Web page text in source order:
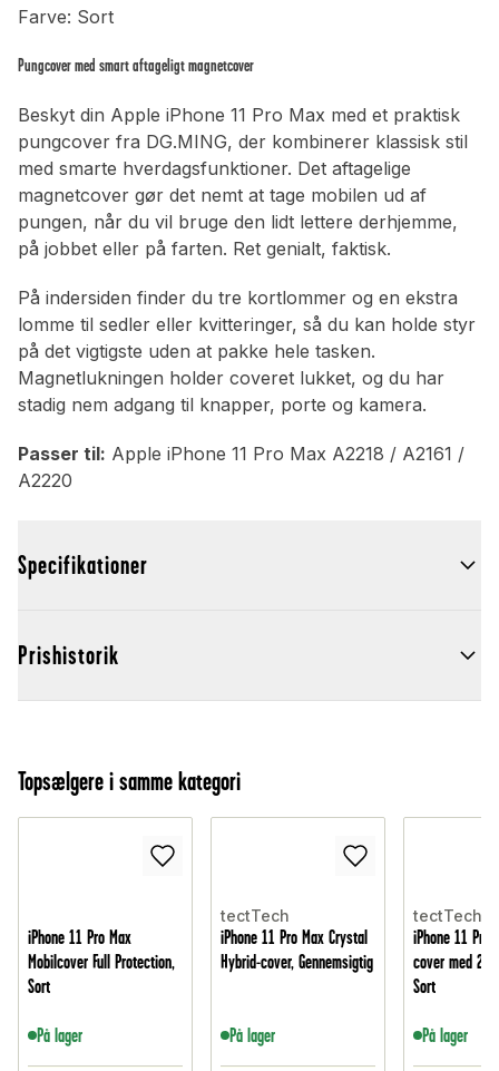
Farve: Sort
Pungcover med smart aftageligt magnetcover
Beskyt din Apple iPhone 11 Pro Max med et praktisk
pungcover fra DG.MING, der kombinerer klassisk stil
med smarte hverdagsfunktioner. Det aftagelige
magnetcover gør det nemt at tage mobilen ud af
pungen, når du vil bruge den lidt lettere derhjemme,
på jobbet eller på farten. Ret genialt, faktisk.
På indersiden finder du tre kortlommer og en ekstra
lomme til sedler eller kvitteringer, så du kan holde styr
på det vigtigste uden at pakke hele tasken.
Magnetlukningen holder coveret lukket, og du har
stadig nem adgang til knapper, porte og kamera.
Passer til: Apple iPhone 11 Pro Max A2218 / A2161 /
A2220
Specifikationer
Prishistorik
Topsælgere i samme kategori
iPhone 11 Pro Max
Mobilcover Full Protection,
Sort
På lager
tectTech
iPhone 11 Pro Max Crystal
Hybrid-cover, Gennemsigtig
På lager
tectTech
iPhone 11 Pro
cover med 2
Sort
På lager